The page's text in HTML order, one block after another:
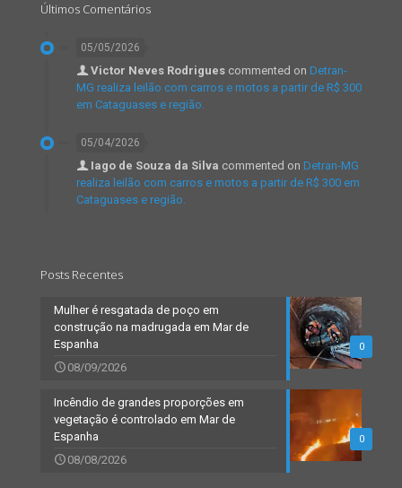
Últimos Comentários
05/05/2026
Victor Neves Rodrigues commented on Detran-
MG realiza leilão com carros e motos a partir de R$ 300
em Cataguases e região.
05/04/2026
Iago de Souza da Silva commented on Detran-MG
realiza leilão com carros e motos a partir de R$ 300 em
Cataguases e região.
Posts Recentes
0
Mulher é resgatada de poço em
construção na madrugada em Mar de
Espanha
08/09/2026
0
Incêndio de grandes proporções em
vegetação é controlado em Mar de
Espanha
08/08/2026